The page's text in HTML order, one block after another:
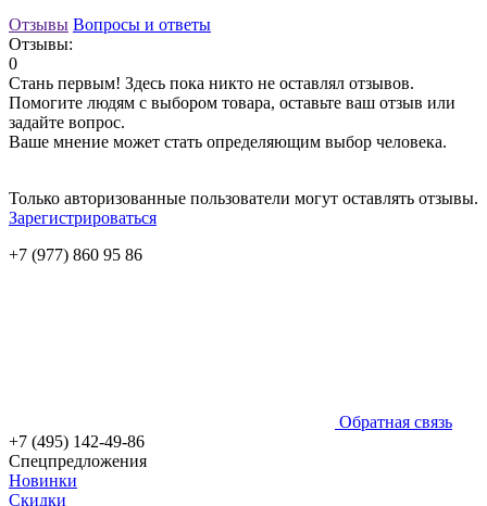
Отзывы Вопросы и ответы
Отзывы:
0
Стань первым! Здесь пока никто не оставлял отзывов.
Помогите людям с выбором товара, оставьте ваш отзыв или
задайте вопрос.
Ваше мнение может стать определяющим выбор человека.
Только авторизованные пользователи могут оставлять отзывы.
Зарегистрироваться
+7 (977) 860 95 86
Обратная связь
+7 (495) 142-49-86
Спецпредложения
Новинки
Скидки